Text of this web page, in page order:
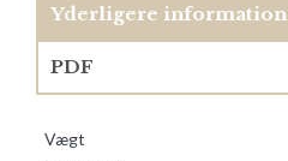
Yderligere information
PDF
Vægt